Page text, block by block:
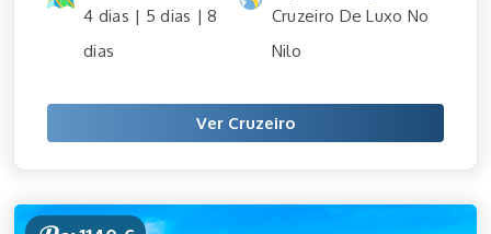
4 dias | 5 dias | 8
dias
Cruzeiro De Luxo No
Nilo
Ver Cruzeiro